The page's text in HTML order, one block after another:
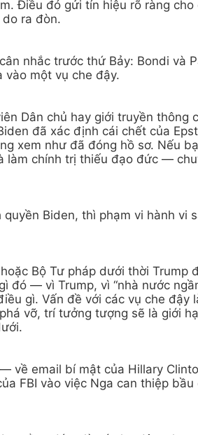
Điều đó gửi tín hiệu rõ ràng cho
ra đòn.
nhắc trước thứ Bảy: Bondi và
một vụ che đậy.
Dân chủ hay giới truyền thông
đã xác định cái chết của
xem như đã đóng hồ sơ. Nếu
làm chính trị thiếu đạo đức —
Biden, thì phạm vi hành vi
Bộ Tư pháp dưới thời Trump
đó — vì Trump, vì “nhà nước
gì. Vấn đề với các vụ che đậy
vỡ, trí tưởng tượng sẽ là giới
về email bí mật của Hillary
FBI vào việc Nga can thiệp bầu